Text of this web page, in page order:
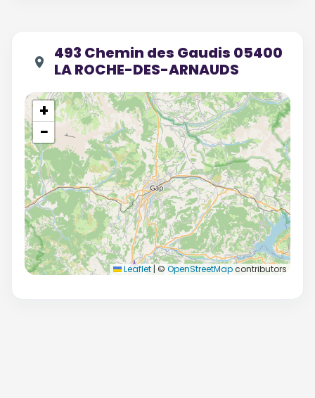
493 Chemin des Gaudis 05400
LA ROCHE-DES-ARNAUDS
+
−
Leaflet | © OpenStreetMapcontributors